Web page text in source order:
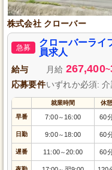
株式会社 クローバー
急募
クローバーライ
員求人
給与 月給 267,400~
応募要件いずれか必須:
就業時間 休憩
早番 7:00～ 16:00 60
日勤 9:00～ 18:00 60
遅番 11:00～20:00 60